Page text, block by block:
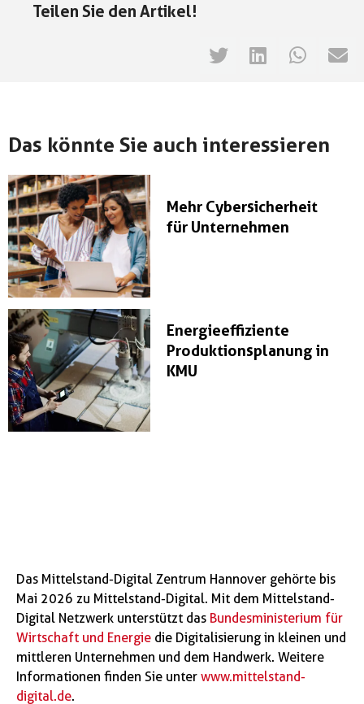
Teilen Sie den Artikel!
Das könnte Sie auch interessieren
Mehr Cybersicherheit
für Unternehmen
Energieeffiziente
Produktionsplanung in
KMU
Das Mittelstand-Digital Zentrum Hannover gehörte bis
Mai 2026 zu Mittelstand-Digital. Mit dem Mittelstand-
Digital Netzwerk unterstützt das Bundesministerium für
Wirtschaft und Energie die Digitalisierung in kleinen und
mittleren Unternehmen und dem Handwerk. Weitere
Informationen finden Sie unter www.mittelstand-
digital.de.